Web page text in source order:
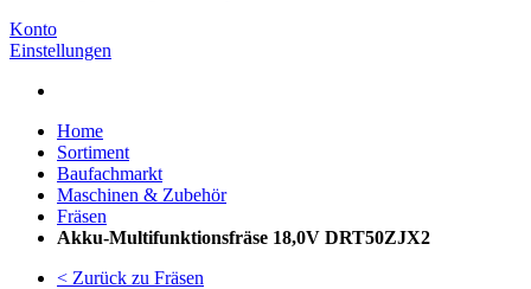
Konto
Einstellungen
Home
Sortiment
Baufachmarkt
Maschinen & Zubehör
Fräsen
Akku-Multifunktionsfräse 18,0V DRT50ZJX2
< Zurück zu Fräsen